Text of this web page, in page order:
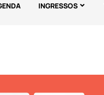
INGRESSOS